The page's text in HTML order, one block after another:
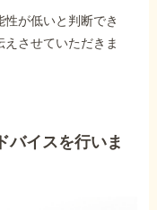
が低いと判断でき
させていただきま
バイスを行いま